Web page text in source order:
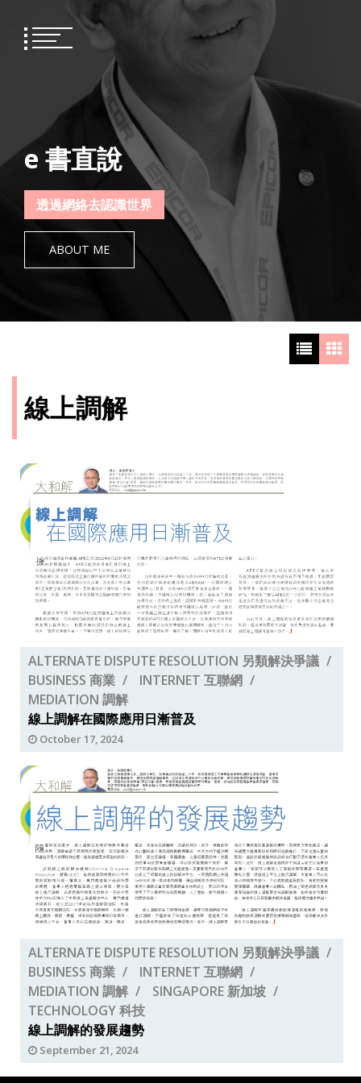
content
e 書直說
透過網絡去認識世界
ABOUT ME
線上調解
ALTERNATE DISPUTE RESOLUTION 另類解決爭議
BUSINESS 商業
INTERNET 互聯網
MEDIATION 調解
線上調解在國際應用日漸普及
October 17, 2024
ALTERNATE DISPUTE RESOLUTION 另類解決爭議
BUSINESS 商業
INTERNET 互聯網
MEDIATION 調解
SINGAPORE 新加坡
TECHNOLOGY 科技
線上調解的發展趨勢
September 21, 2024